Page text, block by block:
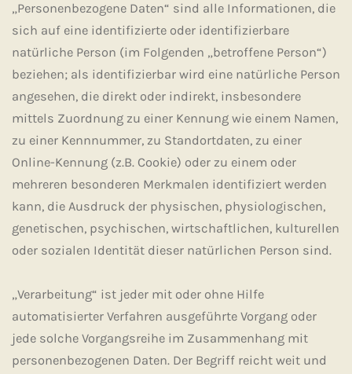
„Personenbezogene Daten“ sind alle Informationen, die
sich auf eine identifizierte oder identifizierbare
natürliche Person (im Folgenden „betroffene Person“)
beziehen; als identifizierbar wird eine natürliche Person
angesehen, die direkt oder indirekt, insbesondere
mittels Zuordnung zu einer Kennung wie einem Namen,
zu einer Kennnummer, zu Standortdaten, zu einer
Online-Kennung (z.B. Cookie) oder zu einem oder
mehreren besonderen Merkmalen identifiziert werden
kann, die Ausdruck der physischen, physiologischen,
genetischen, psychischen, wirtschaftlichen, kulturellen
oder sozialen Identität dieser natürlichen Person sind.
„Verarbeitung“ ist jeder mit oder ohne Hilfe
automatisierter Verfahren ausgeführte Vorgang oder
jede solche Vorgangsreihe im Zusammenhang mit
personenbezogenen Daten. Der Begriff reicht weit und